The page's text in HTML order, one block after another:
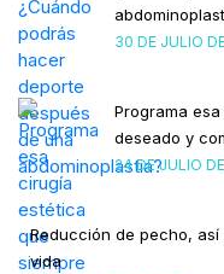
30 DE JULIO
Programa
deseado y
24 DE JULIO
Reducción de pecho,
vida